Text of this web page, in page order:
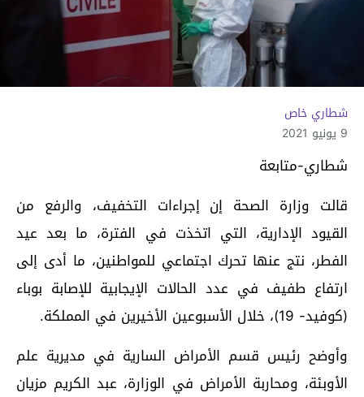
شطاري خاص
9 يونيو 2021
شطاري-متابعة
قالت وزارة الصحة إن إجراءات التخفيف، والرفع من
القيود الإدارية، التي اتخذت في الفترة، ما بعد عيد
الفطر، نتج عنها تحرك اجتماعي للمواطنين، ما أدى إلى
ارتفاع طفيف في عدد الحالات الإيجابية للإصابة بوباء
(كوفيد- 19)، خلال الأسبوعين الأخيرين في المملكة.
وأوضح رئيس قسم الأمراض السارية في مديرية علم
الأوبئة، ومحاربة الأمراض في الوزارة، عبد الكريم مزيان